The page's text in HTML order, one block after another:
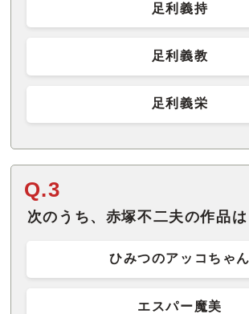
足利義持
足利義教
足利義栄
Q.3
次のうち、赤塚不二夫の作品は
ひみつのアッコちゃん
エスパー魔美